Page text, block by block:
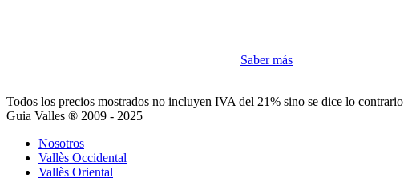
Saber más
Todos los precios mostrados no incluyen IVA del 21% sino se dice lo contrario
Guia Valles ® 2009 - 2025
Nosotros
Vallès Occidental
Vallès Oriental